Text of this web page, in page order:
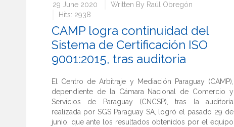
29 June 2020 Written By Raúl Obregón
Hits: 2938
CAMP logra continuidad del
Sistema de Certificación ISO
9001:2015, tras auditoria
El Centro de Arbitraje y Mediación Paraguay (CAMP),
dependiente de la Cámara Nacional de Comercio y
Servicios de Paraguay (CNCSP), tras la auditoría
realizada por SGS Paraguay SA, logró el pasado 29 de
junio, que ante los resultados obtenidos por el equipo